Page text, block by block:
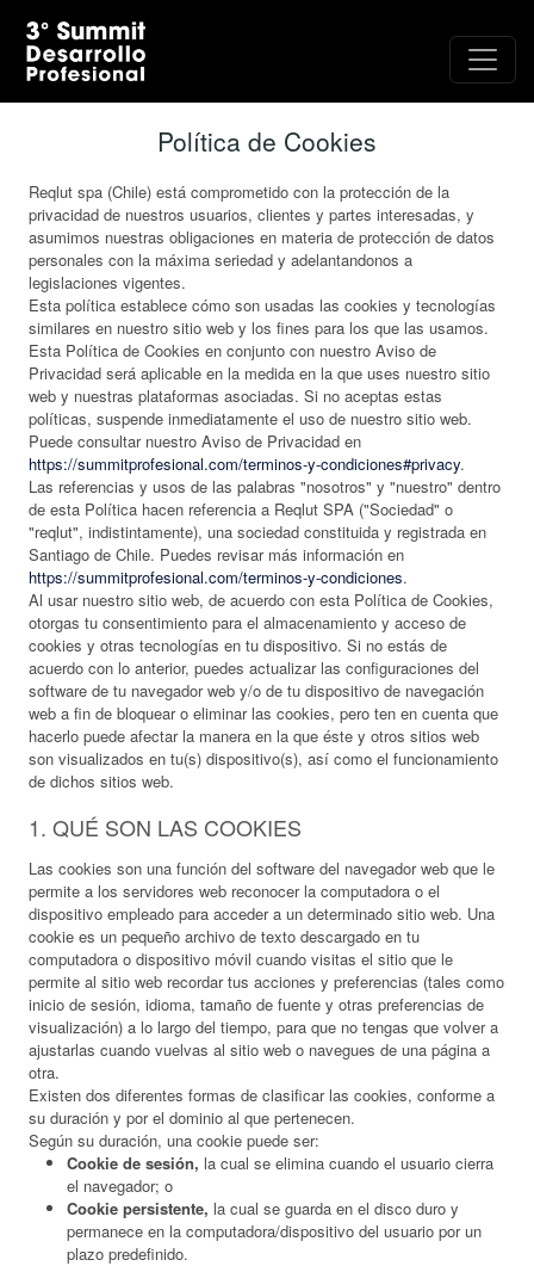
Política de Cookies
Reqlut spa (Chile) está comprometido con la protección de la
privacidad de nuestros usuarios, clientes y partes interesadas, y
asumimos nuestras obligaciones en materia de protección de datos
personales con la máxima seriedad y adelantandonos a
legislaciones vigentes.
Esta política establece cómo son usadas las cookies y tecnologías
similares en nuestro sitio web y los fines para los que las usamos.
Esta Política de Cookies en conjunto con nuestro Aviso de
Privacidad será aplicable en la medida en la que uses nuestro sitio
web y nuestras plataformas asociadas. Si no aceptas estas
políticas, suspende inmediatamente el uso de nuestro sitio web.
Puede consultar nuestro Aviso de Privacidad en
https://summitprofesional.com/terminos-y-condiciones#privacy.
Las referencias y usos de las palabras "nosotros" y "nuestro" dentro
de esta Política hacen referencia a Reqlut SPA ("Sociedad" o
"reqlut", indistintamente), una sociedad constituida y registrada en
Santiago de Chile. Puedes revisar más información en
https://summitprofesional.com/terminos-y-condiciones.
Al usar nuestro sitio web, de acuerdo con esta Política de Cookies,
otorgas tu consentimiento para el almacenamiento y acceso de
cookies y otras tecnologías en tu dispositivo. Si no estás de
acuerdo con lo anterior, puedes actualizar las configuraciones del
software de tu navegador web y/o de tu dispositivo de navegación
web a fin de bloquear o eliminar las cookies, pero ten en cuenta que
hacerlo puede afectar la manera en la que éste y otros sitios web
son visualizados en tu(s) dispositivo(s), así como el funcionamiento
de dichos sitios web.
1. QUÉ SON LAS COOKIES
Las cookies son una función del software del navegador web que le
permite a los servidores web reconocer la computadora o el
dispositivo empleado para acceder a un determinado sitio web. Una
cookie es un pequeño archivo de texto descargado en tu
computadora o dispositivo móvil cuando visitas el sitio que le
permite al sitio web recordar tus acciones y preferencias (tales como
inicio de sesión, idioma, tamaño de fuente y otras preferencias de
visualización) a lo largo del tiempo, para que no tengas que volver a
ajustarlas cuando vuelvas al sitio web o navegues de una página a
otra.
Existen dos diferentes formas de clasificar las cookies, conforme a
su duración y por el dominio al que pertenecen.
Según su duración, una cookie puede ser:
Cookie de sesión, la cual se elimina cuando el usuario cierra
el navegador; o
Cookie persistente, la cual se guarda en el disco duro y
permanece en la computadora/dispositivo del usuario por un
plazo predefinido.